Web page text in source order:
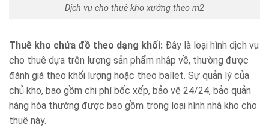
Dịch vụ cho thuê kho xưởng theo m2
Thuê kho chứa đồ theo dạng khối: Đây là loại hình dịch vụ
cho thuê dựa trên lượng sản phẩm nhập về, thường được
đánh giá theo khối lượng hoặc theo ballet. Sự quản lý của
chủ kho, bao gồm chi phí bốc xếp, bảo vệ 24/24, bảo quản
hàng hóa thường được bao gồm trong loại hình nhà kho cho
thuê này.